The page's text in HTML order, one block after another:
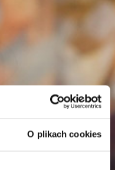
O plikach cookies